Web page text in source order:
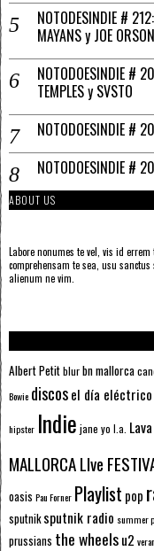
NOTODESINDIE #
MAYANS y JOE ORSON
NOTODOESINDIE #
TEMPLES y SVSTO
NOTODOESINDIE #
NOTODOESINDIE #
ABOUT US
Labore nonumes te vel, vis id
comprehensam te sea, usu
alienum ne vim.
Albert Petitblurbn mallorca
Bowie discosel día eléctrico
hipster Indie jane yo l.a.
MALLORCA LIve
oasis Pau Forner Playlist pop
sputnik sputnik radio summer
prussians the wheelsu2